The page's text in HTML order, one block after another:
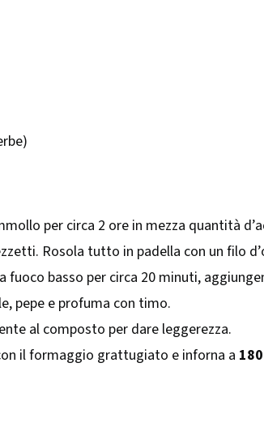
per circa 2 ore in mezza quantità
Rosola tutto in padella con un filo
fuoco basso per circa 20 minuti,
pepe e profuma con timo.
al composto per dare leggerezza.
il formaggio grattugiato e inforna a